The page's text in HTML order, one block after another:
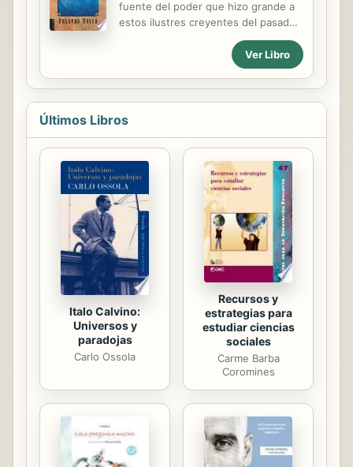
Una figura tan relevante, compleja y
llena de contrastes necesitaba una
biografía que examinara
unitariamente todas sus facetas. De
complaciente,...
fuente del poder que hizo grande a
estos ilustres creyentes del pasado.
El lector quedara profundamente
inspirado por el valor y la dedicacion
Ver Libro
Últimos Libros
Italo Calvino:
Universos y
paradojas
Carlo Ossola
Recursos y
estrategias para
estudiar ciencias
sociales
Carme Barba
Coromines